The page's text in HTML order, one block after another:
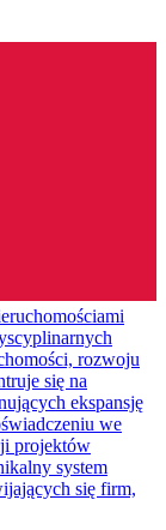
rozwoju
się na
ekspansję
we
projektów
system
się firm,